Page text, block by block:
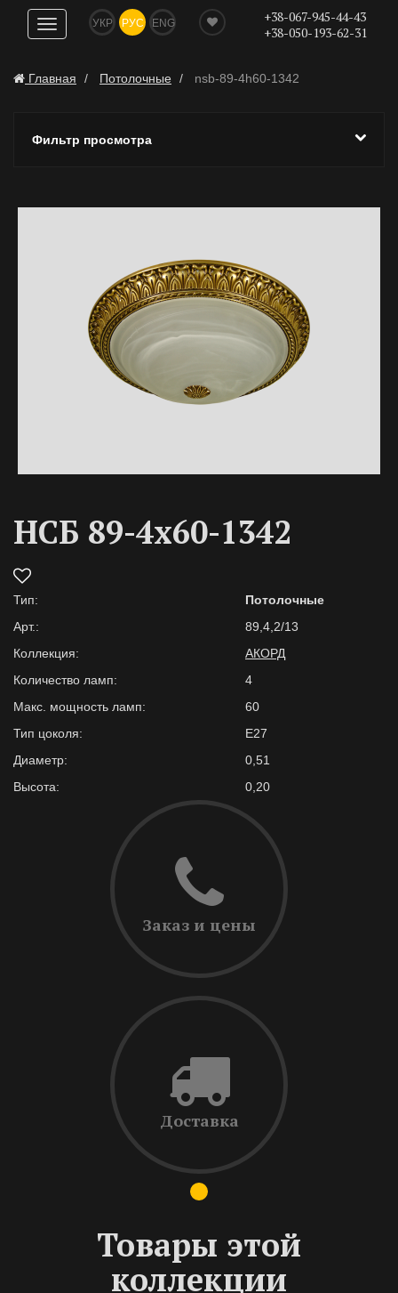
Показать
навигацию
УКР РУС ENG
+38-067-945-44-43
+38-050-193-62-31
Главная Потолочные nsb-89-4h60-1342
Фильтр просмотра
НСБ 89-4х60-1342
Тип:
Потолочные
Арт.:
89,4,2/13
Коллекция:
АКОРД
Количество ламп:
4
Макс. мощность ламп:
60
Тип цоколя:
E27
Диаметр:
0,51
Высота:
0,20
Заказ и цены
Доставка
Товары этой
коллекции